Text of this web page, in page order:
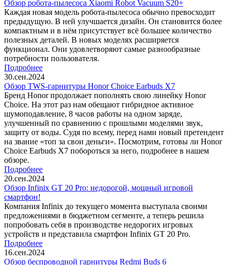
Обзор робота-пылесоса Xiaomi Robot Vacuum S20+
Каждая новая модель робота-пылесоса обычно превосходит
предыдущую. В ней улучшается дизайн. Он становится более
компактным и в нём присутствует всё большее количество
полезных деталей. В новых моделях расширяется
функционал. Они удовлетворяют самые разнообразные
потребности пользователя.
Подробнее
30.сен.2024
Обзор TWS-гарнитуры Honor Choice Earbuds X7
Бренд Honor продолжает пополнять свою линейку Honor
Choice. На этот раз нам обещают гибридное активное
шумоподавление, 8 часов работы на одном заряде,
улучшенный по сравнению с прошлыми моделями звук,
защиту от воды. Судя по всему, перед нами новый претендент
на звание «топ за свои деньги». Посмотрим, готовы ли Honor
Choice Earbuds X7 побороться за него, подробнее в нашем
обзоре.
Подробнее
20.сен.2024
Обзор Infinix GT 20 Pro: недорогой, мощный игровой
смартфон!
Компания Infinix до текущего момента выступала своими
предложениями в бюджетном сегменте, а теперь решила
попробовать себя в производстве недорогих игровых
устройств и представила смартфон Infinix GT 20 Pro.
Подробнее
16.сен.2024
Обзор беспроводной гарнитуры Redmi Buds 6